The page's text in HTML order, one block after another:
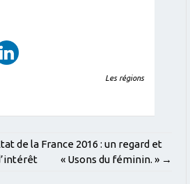
Les régions
de la France 2016 : un regard et
« Usons du féminin. » →